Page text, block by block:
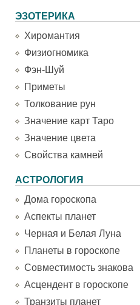
ЭЗОТЕРИКА
Хиромантия
Физиогномика
Фэн-Шуй
Приметы
Толкование рун
Значение карт Таро
Значение цвета
Свойства камней
АСТРОЛОГИЯ
Дома гороскопа
Аспекты планет
Черная и Белая Луна
Планеты в гороскопе
Совместимость знакова
Асцендент в гороскопе
Транзиты планет